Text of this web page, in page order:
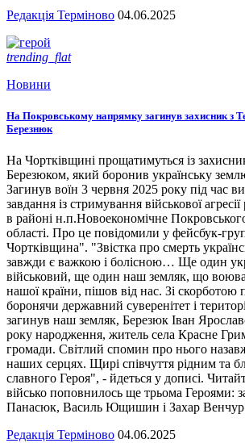
Редакція Терміново 04.06.2025
trending_flat
Новини
На Покровському напрямку загинув захисник з
Березнюк
На Чортківщині прощатимуться із
Березюком, який боронив українську
Загинув воїн 3 червня 2025 року під час
завдання із стримування військової агресії
в районі н.п.Новоекономічне
області. Про це повідомили у фейсбук-
Чортківщина". "Звістка про смерть
завжди є важкою і болісною… Ще один
військовий, ще один наш земляк, що
нашої країни, пішов від нас. Зі
боронячи державний суверенітет і
загинув наш земляк, Березюк Іван
року народження, житель села Красне
громади. Світлий спомин про нього
наших серцях. Щирі співчуття рідним та
славного Героя", - йдеться у дописі.
військо поповнилось ще трьома Героями:
Панасюк, Василь Ющишин і Захар Венчур
Редакція Терміново 04.06.2025